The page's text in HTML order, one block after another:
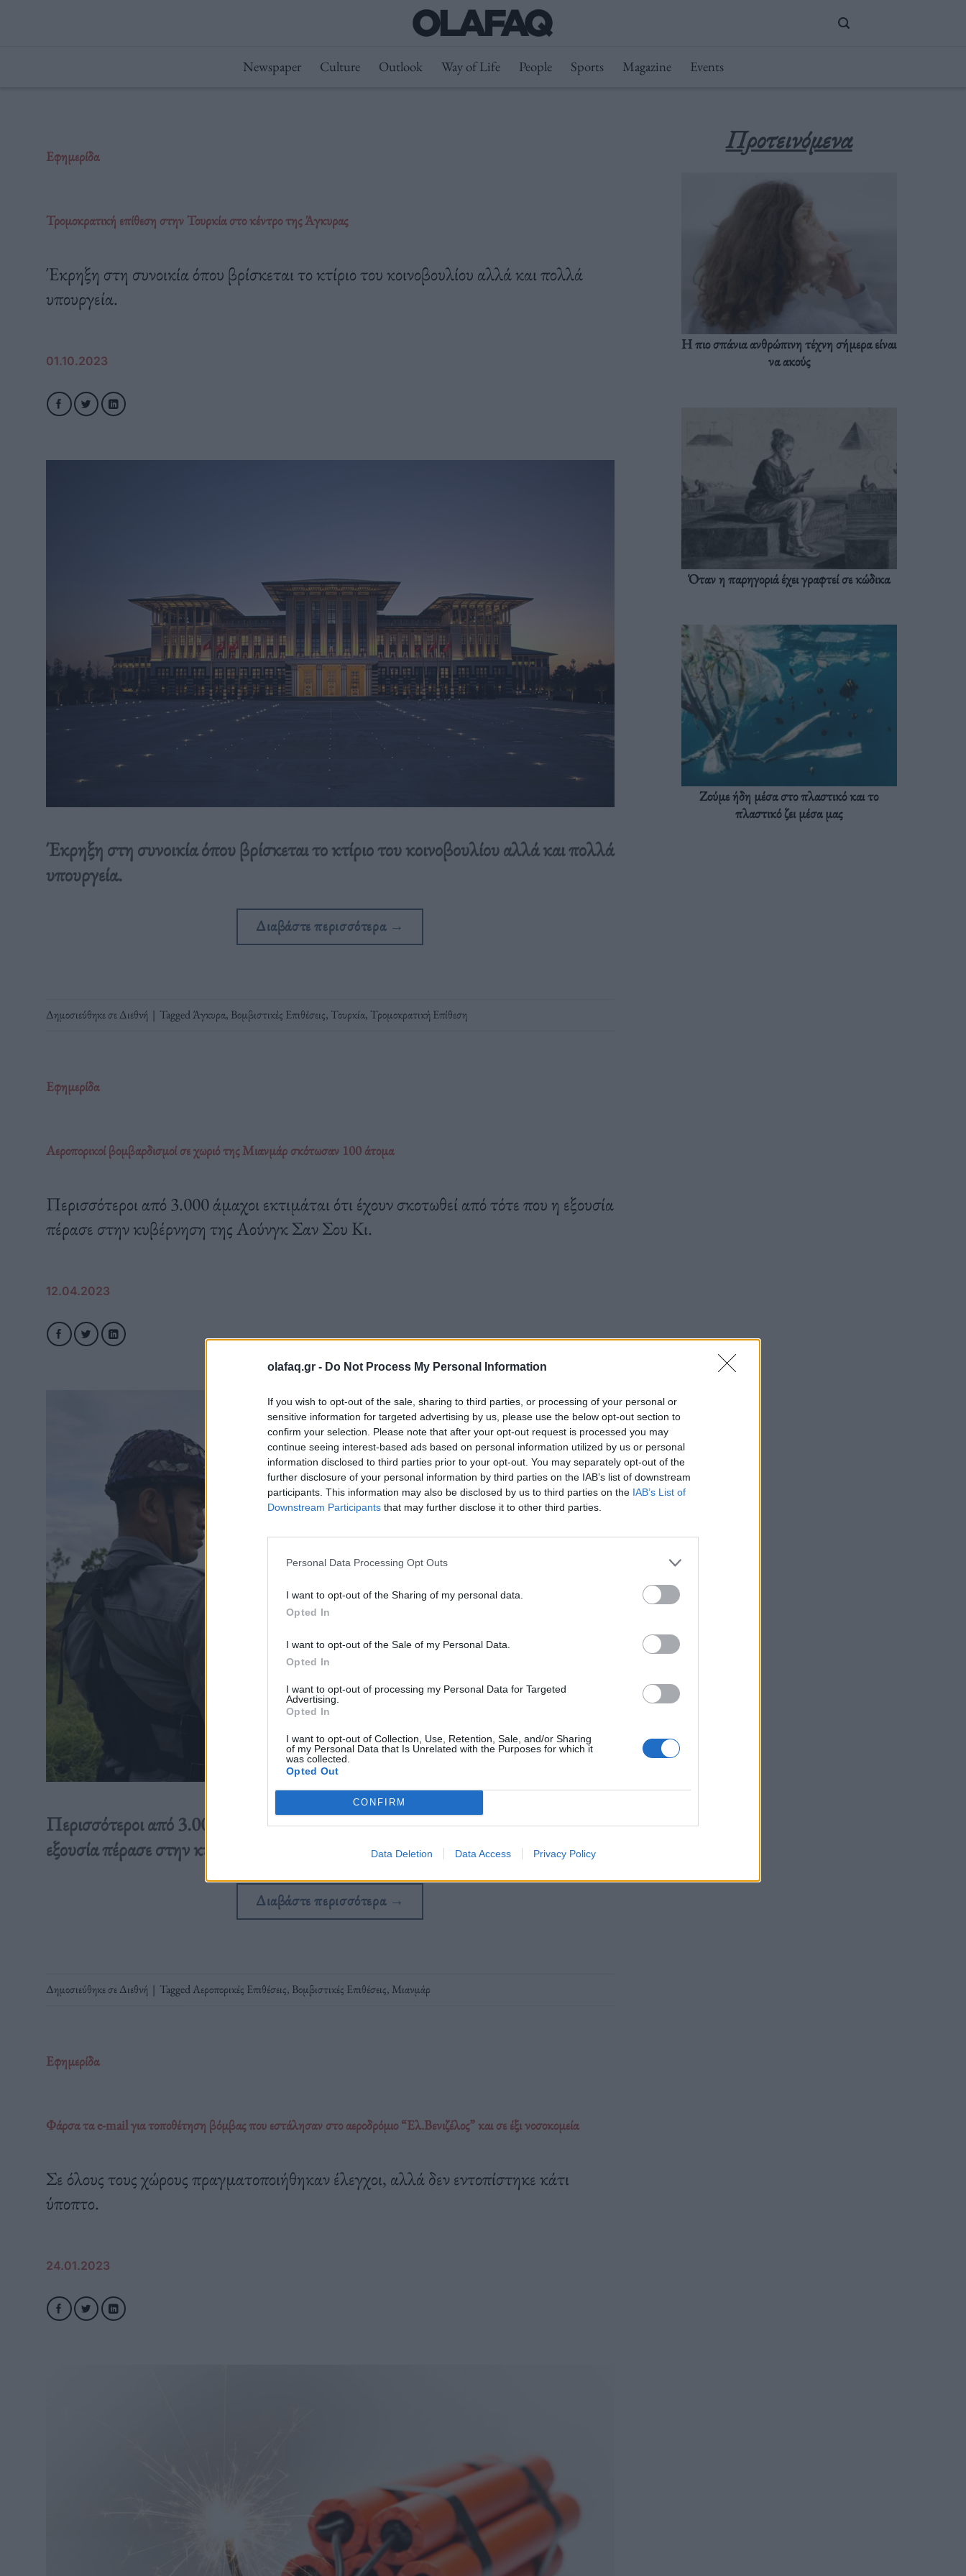
olafaq.gr - Do Not Process My Personal Information
If you wish to opt-out of the sale, sharing to third parties, or processing of your personal or
sensitive information for targeted advertising by us, please use the below opt-out section to
confirm your selection. Please note that after your opt-out request is processed you may
continue seeing interest-based ads based on personal information utilized by us or personal
information disclosed to third parties prior to your opt-out. You may separately opt-out of the
further disclosure of your personal information by third parties on the IAB’s list of downstream
participants. This information may also be disclosed by us to third parties on the IAB’s List of
Downstream Participants that may further disclose it to other third parties.
Personal Data Processing Opt Outs
I want to opt-out of the Sharing of my personal data.
Opted In
I want to opt-out of the Sale of my Personal Data.
Opted In
I want to opt-out of processing my Personal Data for Targeted
Advertising.
Opted In
I want to opt-out of Collection, Use, Retention, Sale, and/or Sharing
of my Personal Data that Is Unrelated with the Purposes for which it
was collected.
Opted Out
CONFIRM
Data Deletion Data Access Privacy Policy
Newspaper Culture Outlook Way of Life People Sports Magazine Events
Εφημερίδα
Τρομοκρατική επίθεση στην Τουρκία στο κέντρο της Άγκυρας
Έκρηξη στη συνοικία όπου βρίσκεται το κτίριο του κοινοβουλίου αλλά και πολλά
υπουργεία.
01.10.2023
Έκρηξη στη συνοικία όπου βρίσκεται το κτίριο του κοινοβουλίου αλλά και πολλά
υπουργεία.
Διαβάστε περισσότερα →
Δημοσιεύθηκε σεΔιεθνή | TaggedΆγκυρα, Βομβιστικές Επιθέσεις, Τουρκία, Τρομοκρατική Επίθεση
Εφημερίδα
Αεροπορικοί βομβαρδισμοί σε χωριό της Μιανμάρ σκότωσαν 100 άτομα
Περισσότεροι από 3.000 άμαχοι εκτιμάται ότι έχουν σκοτωθεί από τότε που η εξουσία
πέρασε στην κυβέρνηση της Αούνγκ Σαν Σου Κι.
12.04.2023
Περισσότεροι από 3.000 άμαχοι εκτιμάται ότι έχουν σκοτωθεί από τότε που η
εξουσία πέρασε στην κυβέρνηση της Αούνγκ Σαν Σου Κι.
Διαβάστε περισσότερα →
Δημοσιεύθηκε σεΔιεθνή | TaggedΑεροπορικές Επιθέσεις, Βομβιστικές Επιθέσεις, Μιανμάρ
Εφημερίδα
Φάρσα τα e-mail για τοποθέτηση βόμβας που εστάλησαν στο αεροδρόμιο “Ελ.Βενιζέλος” και σε έξι νοσοκομεία
Σε όλους τους χώρους πραγματοποιήθηκαν έλεγχοι, αλλά δεν εντοπίστηκε κάτι
ύποπτο.
24.01.2023
Προτεινόμενα
Η πιο σπάνια ανθρώπινη τέχνη σήμερα είναι
να ακούς
Όταν η παρηγοριά έχει γραφτεί σε κώδικα
Ζούμε ήδη μέσα στο πλαστικό και το
πλαστικό ζει μέσα μας